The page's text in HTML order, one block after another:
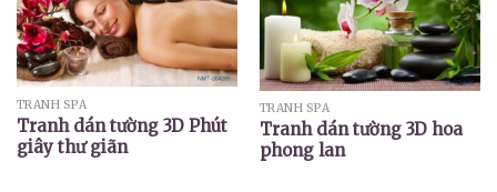
TRANH SPA
Tranh dán tường 3D Phút
giây thư giãn
TRANH SPA
Tranh dán tường 3D hoa
phong lan